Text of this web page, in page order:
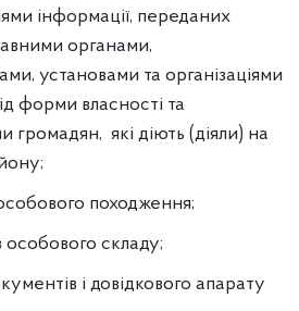
інформації, переданих
органами,
установами та організаціями
форми власності та
громадян, які діють (діяли) на
походження;
особового складу;
i довідкового апарату